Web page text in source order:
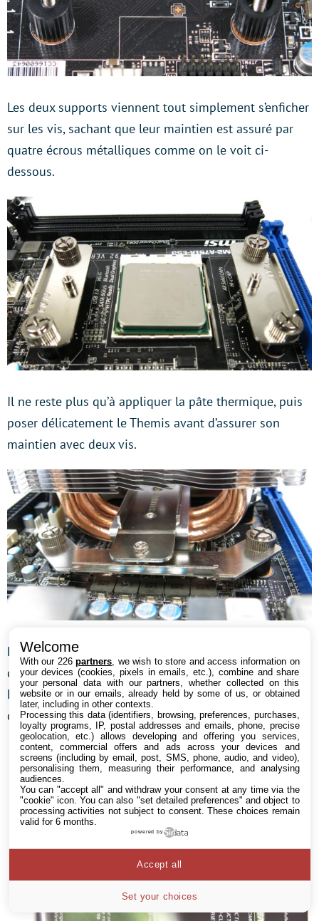
Les deux supports viennent tout simplement s’enficher
sur les vis, sachant que leur maintien est assuré par
quatre écrous métalliques comme on le voit ci-
dessous.
Il ne reste plus qu’à appliquer la pâte thermique, puis
poser délicatement le Themis avant d’assurer son
maintien avec deux vis.
Plutôt que d’utiliser la pâte thermique fournie avec le
dissipateur, nous avons opté pour la Gelid GC-
Extreme afin de gagner quelques degrés : cette
dernière est efficace, bon marché et facile à appliquer.
Welcome
With our 226partners , we wish to store and access information on
your devices (cookies, pixels in emails, etc.), combine and share
your personal data with our partners, whether collected on this
website or in our emails, already held by some of us, or obtained
later, including in other contexts.
Processing this data (identifiers, browsing, preferences, purchases,
loyalty programs, IP, postal addresses and emails, phone, precise
geolocation, etc.) allows developing and offering you services,
content, commercial offers and ads across your devices and
screens (including by email, post, SMS, phone, audio, and video),
personalising them, measuring their performance, and analysing
audiences.
You can "accept all" and withdraw your consent at any time via the
"cookie" icon. You can also "set detailed preferences" and object to
processing activities not subject to consent. These choices remain
valid for 6 months.
powered by
Set your choices
Accept all